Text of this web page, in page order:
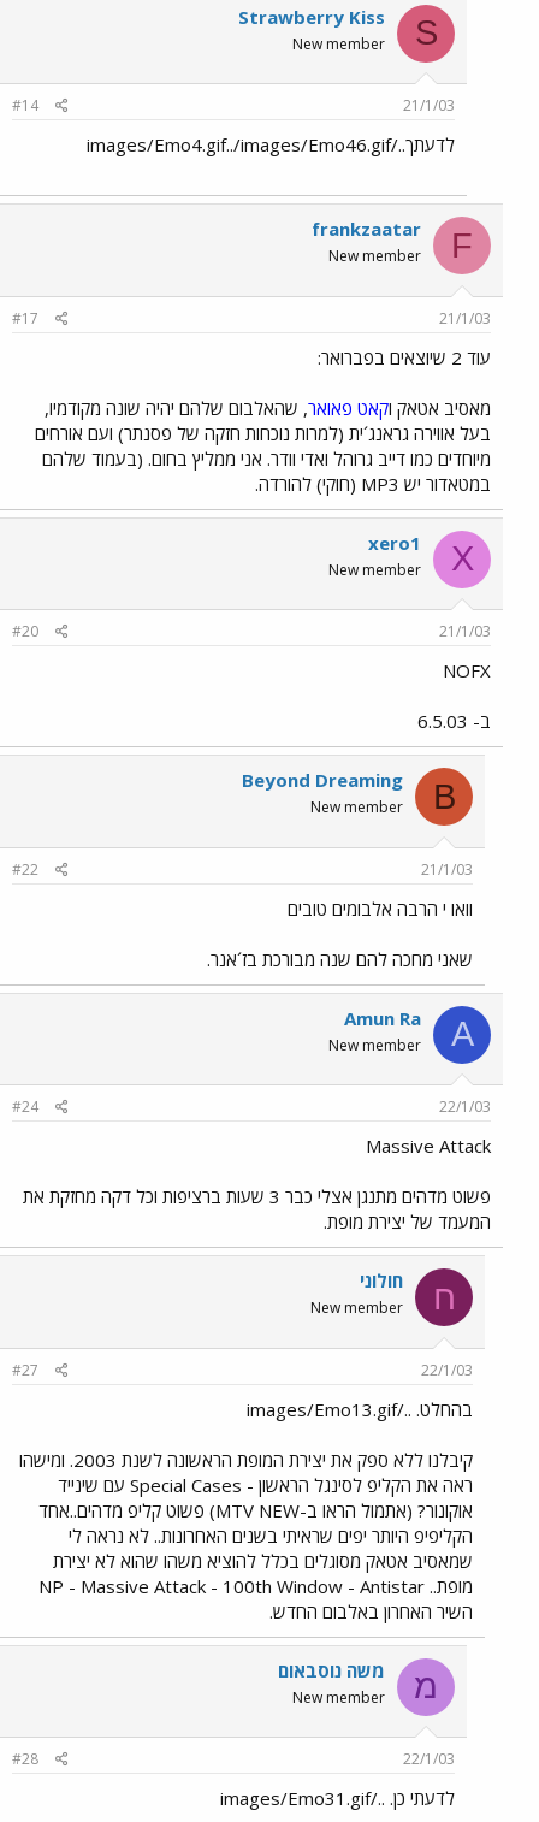
S
Strawberry Kiss
New member
21/1/03
#14
לדעתך../images/Emo4.gif../images/Emo46.gif
F
frankzaatar
New member
21/1/03
#17
עוד 2 שיוצאים בפברואר:
מאסיב אטאק וקאט פאואר, שהאלבום שלהם יהיה שונה מקודמיו,
בעל אווירה גראנג´ית (למרות נוכחות חזקה של פסנתר) ועם אורחים
מיוחדים כמו דייב גרוהל ואדי וודר. אני ממליץ בחום. (בעמוד שלהם
במטאדור יש MP3 (חוקי) להורדה.
X
xero1
New member
21/1/03
#20
NOFX
ב- 6.5.03
B
Beyond Dreaming
New member
21/1/03
#22
וואו י הרבה אלבומים טובים
שאני מחכה להם שנה מבורכת בז´אנר.
A
Amun Ra
New member
22/1/03
#24
Massive Attack
פשוט מדהים מתנגן אצלי כבר 3 שעות ברציפות וכל דקה מחזקת את
המעמד של יצירת מופת.
ח חולוני
New member
22/1/03
#27
בהחלט. ../images/Emo13.gif
קיבלנו ללא ספק את יצירת המופת הראשונה לשנת 2003. ומישהו
ראה את הקליפ לסינגל הראשון - Special Cases עם שינייד
אוקונור? (אתמול הראו ב-MTV NEW) פשוט קליפ מדהים..אחד
הקליפיפ היותר יפים שראיתי בשנים האחרונות.. לא נראה לי
שמאסיב אטאק מסוגלים בכלל להוציא משהו שהוא לא יצירת
מופת.. NP - Massive Attack - 100th Window - Antistar
השיר האחרון באלבום החדש.
מ משה נוסבאום
New member
22/1/03
#28
לדעתי כן. ../images/Emo31.gif